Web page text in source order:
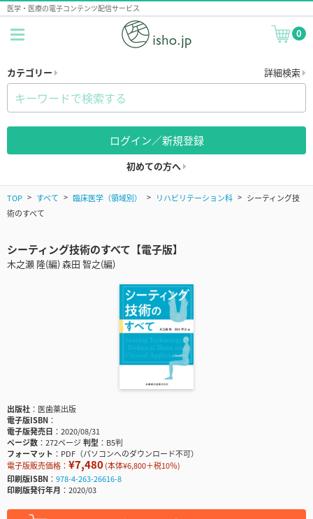
医学・医療の電子コンテンツ配信サービス
0
カテゴリー 詳細検索
ログイン／新規登録
初めての方へ
TOP すべて 臨床医学（領域別） リハビリテーション科
シーティング技
術のすべて
シーティング技術のすべて【電子版】
木之瀬 隆(編) 森田 智之(編)
出版社
医歯薬出版
電子版ISBN
電子版発売日
2020/08/31
ページ数
272ページ判型
B5判
フォーマット
PDF（パソコンへのダウンロード不可）
電子版販売価格： ¥7,480(本体¥6,800＋税10％)
印刷版ISBN
978-4-263-26616-8
印刷版発行年月
2020/03